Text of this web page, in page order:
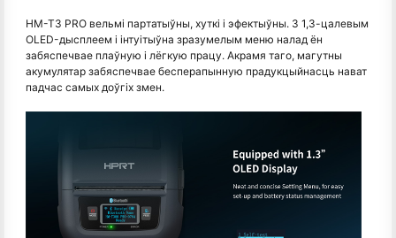
HM-T3 PRO вельмі партатыўны, хуткі і эфектыўны. З 1,3-цалевым
OLED-дысплеем і інтуітыўна зразумелым меню налад ён
забяспечвае плаўную і лёгкую працу. Акрамя таго, магутны
акумулятар забяспечвае бесперапынную прадукцыйнасць нават
падчас самых доўгіх змен.